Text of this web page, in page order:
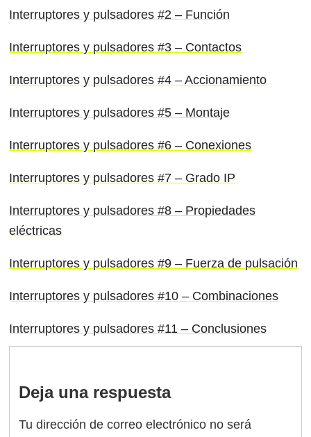
Interruptores y pulsadores #2 – Función
Interruptores y pulsadores #3 – Contactos
Interruptores y pulsadores #4 – Accionamiento
Interruptores y pulsadores #5 – Montaje
Interruptores y pulsadores #6 – Conexiones
Interruptores y pulsadores #7 – Grado IP
Interruptores y pulsadores #8 – Propiedades
eléctricas
Interruptores y pulsadores #9 – Fuerza de pulsación
Interruptores y pulsadores #10 – Combinaciones
Interruptores y pulsadores #11 – Conclusiones
Deja una respuesta
Tu dirección de correo electrónico no será